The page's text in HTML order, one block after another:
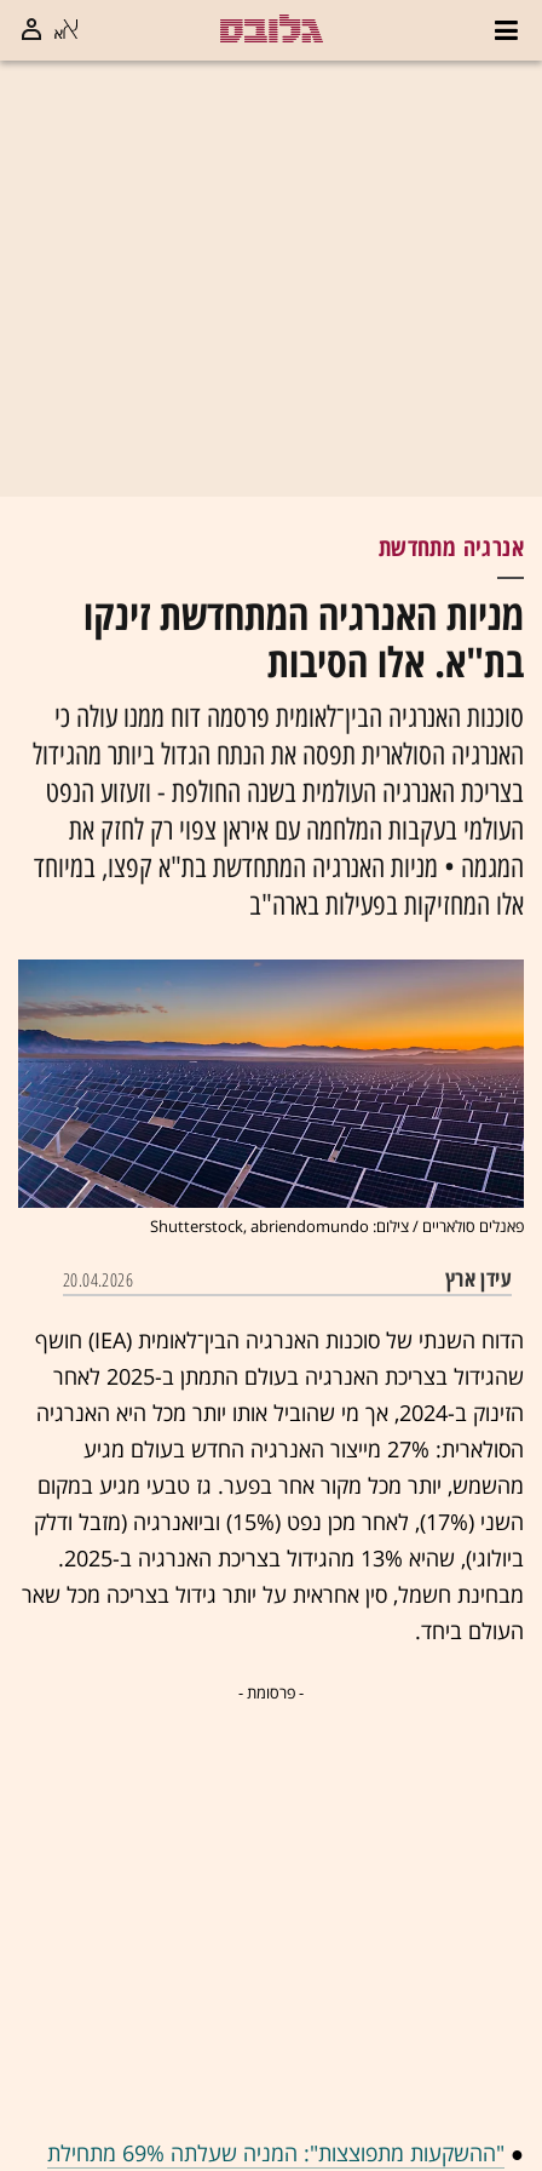
אנרגיה מתחדשת
מניות האנרגיה המתחדשת זינקו
בת"א. אלו הסיבות
סוכנות האנרגיה הבין־לאומית פרסמה דוח ממנו עולה כי
האנרגיה הסולארית תפסה את הנתח הגדול ביותר מהגידול
בצריכת האנרגיה העולמית בשנה החולפת - וזעזוע הנפט
העולמי בעקבות המלחמה עם איראן צפוי רק לחזק את
המגמה • מניות האנרגיה המתחדשת בת"א קפצו, במיוחד
אלו המחזיקות בפעילות בארה"ב
פאנלים סולאריים / צילום: Shutterstock, abriendomundo
עידן ארץ 20.04.2026
הדוח השנתי של סוכנות האנרגיה הבין־לאומית (IEA) חושף
שהגידול בצריכת האנרגיה בעולם התמתן ב-2025 לאחר
הזינוק ב-2024, אך מי שהוביל אותו יותר מכל היא האנרגיה
הסולארית: 27% מייצור האנרגיה החדש בעולם מגיע
מהשמש, יותר מכל מקור אחר בפער. גז טבעי מגיע במקום
השני (17%), לאחר מכן נפט (15%) וביואנרגיה (מזבל ודלק
ביולוגי), שהיא 13% מהגידול בצריכת האנרגיה ב-2025.
מבחינת חשמל, סין אחראית על יותר גידול בצריכה מכל שאר
העולם ביחד.
- פרסומת -
● "ההשקעות מתפוצצות": המניה שעלתה 69% מתחילת